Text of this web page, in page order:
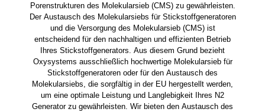
Porenstrukturen des Molekularsieb (CMS) zu gewährleisten.
Der Austausch des Molekularsiebs für Stickstoffgeneratoren
und die Versorgung des Molekularsieb (CMS) ist
entscheidend für den nachhaltigen und effizienten Betrieb
Ihres Stickstoffgenerators. Aus diesem Grund bezieht
Oxysystems ausschließlich hochwertige Molekularsieb für
Stickstoffgeneratoren oder für den Austausch des
Molekularsiebs, die sorgfältig in der EU hergestellt werden,
um eine optimale Leistung und Langlebigkeit Ihres N2
Generator zu gewährleisten. Wir bieten den Austausch des